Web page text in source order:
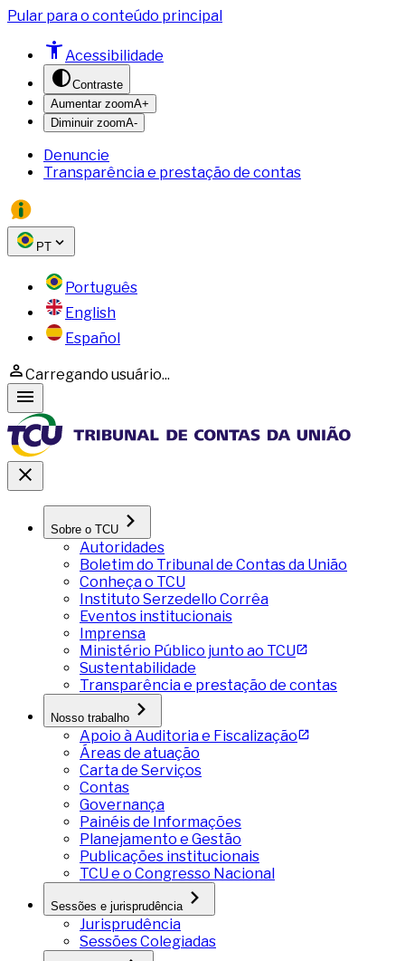
Pular para o conteúdo principal
Acessibilidade
Contraste
Aumentar zoomA+
Diminuir zoomA-
Denuncie
Transparência e prestação de contas
PT
Português
English
Español
Carregando usuário...
Sobre o TCU
Autoridades
Boletim do Tribunal de Contas da União
Conheça o TCU
Instituto Serzedello Corrêa
Eventos institucionais
Imprensa
Ministério Público junto ao TCU
Sustentabilidade
Transparência e prestação de contas
Nosso trabalho
Apoio à Auditoria e Fiscalização
Áreas de atuação
Carta de Serviços
Contas
Governança
Painéis de Informações
Planejamento e Gestão
Publicações institucionais
TCU e o Congresso Nacional
Sessões e jurisprudência
Jurisprudência
Sessões Colegiadas